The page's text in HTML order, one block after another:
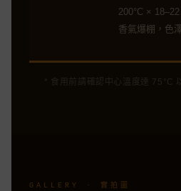
200°C ×
香氣爆棚，色
* 食用前請確認中心溫度達 75°C
GALLERY · 實拍圖